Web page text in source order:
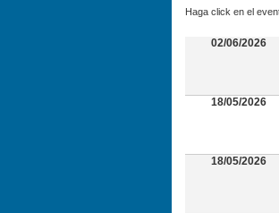
Haga click en el
02/06/2026
18/05/2026
18/05/2026